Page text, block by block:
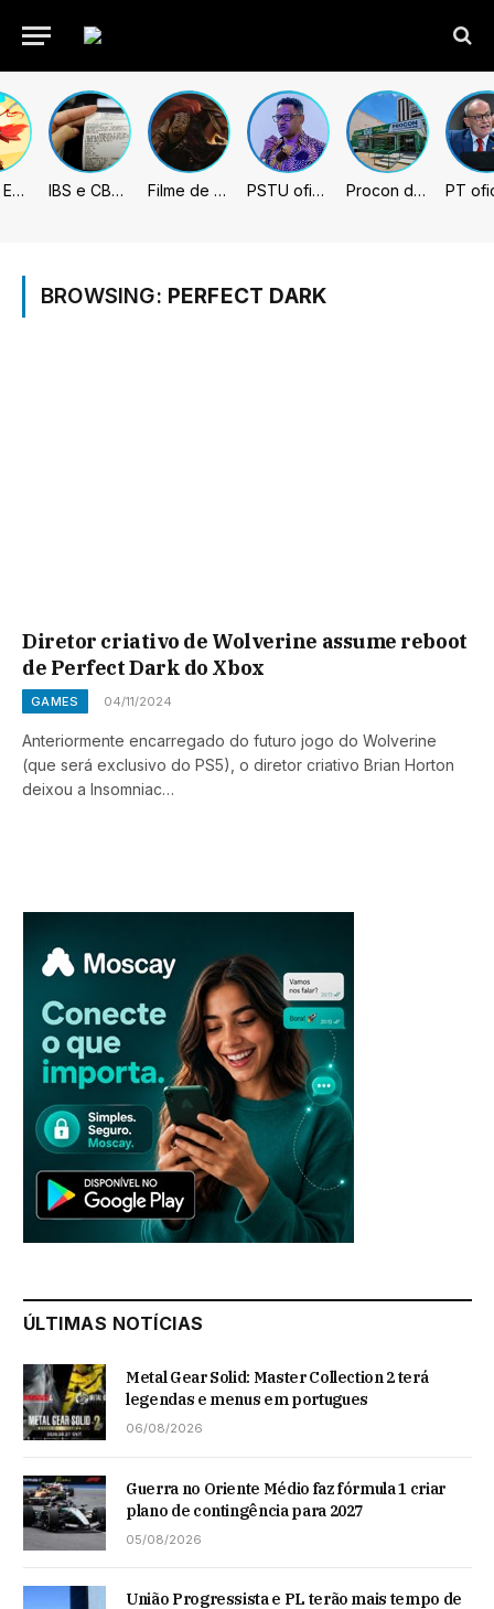
Fading Echo – Review IBS e CBS necessitarão constar nas notas fiscais com início desta 2ª. Entenda Filme de Elden Ring tem gravações concluídas, mas ainda fica longe do lançamento PSTU oficializa Hertz Dias como candidato à Presidência da República Procon de Sumaré promove mutirão de renegociação de dívidas com bancos, empresas e concessionárias
BROWSING: PERFECT DARK
Diretor criativo de Wolverine assume reboot
de Perfect Dark do Xbox
GAMES 04/11/2024
Anteriormente encarregado do futuro jogo do Wolverine
(que será exclusivo do PS5), o diretor criativo Brian Horton
deixou a Insomniac…
ÚLTIMAS NOTÍCIAS
Metal Gear Solid: Master Collection 2 terá
legendas e menus em portugues
06/08/2026
Guerra no Oriente Médio faz fórmula 1 criar
plano de contingência para 2027
05/08/2026
União Progressista e PL terão mais tempo de